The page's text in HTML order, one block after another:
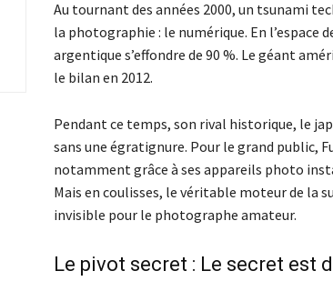
Au tournant des années 2000, un tsunami
la photographie : le numérique. En l’espace
argentique s’effondre de 90 %. Le géant
le bilan en 2012.
Pendant ce temps, son rival historique, le
sans une égratignure. Pour le grand public,
notamment grâce à ses appareils photo
Mais en coulisses, le véritable moteur de la
invisible pour le photographe amateur.
Le pivot secret : Le secret est